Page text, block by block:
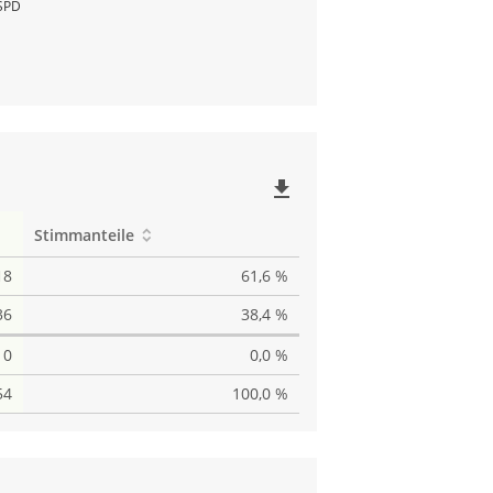
file_download
Stimmanteile
61,6 %
38,4 %
0
0,0 %
100,0 %